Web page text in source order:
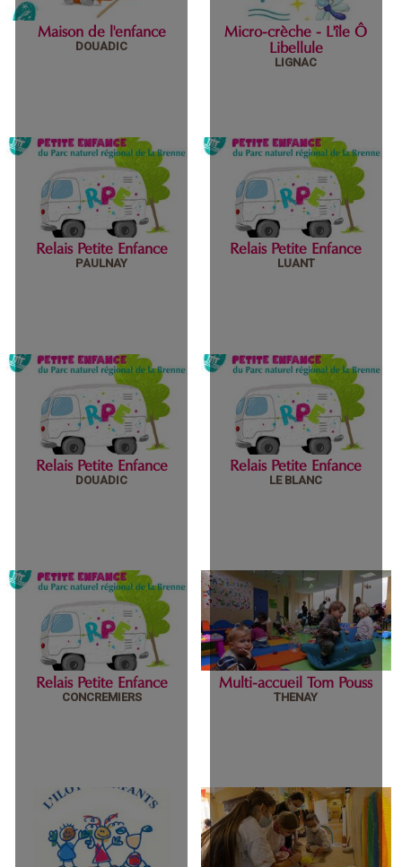
mercredi 09 février 2022
Maison de l'enfance
DOUADIC
Maison de l'enfance
mercredi 09 février 2022
Micro-crèche - L'île Ô
Libellule
LIGNAC
Micro-crèche - L'île
Ô Libellule
lundi 16 février 2026
Relais Petite Enfance
PAULNAY
Relais Petite
Enfance
mercredi 09 février 2022
Relais Petite Enfance
LUANT
Relais Petite
Enfance
mercredi 09 février 2022
Relais Petite Enfance
DOUADIC
Relais Petite
Enfance
mercredi 09 février 2022
Relais Petite Enfance
LE BLANC
Relais Petite
Enfance
mercredi 09 février 2022
Relais Petite Enfance
CONCREMIERS
Relais Petite
Enfance
Multi-accueil Tom Pouss
THENAY
Multi-accueil Tom
Pouss